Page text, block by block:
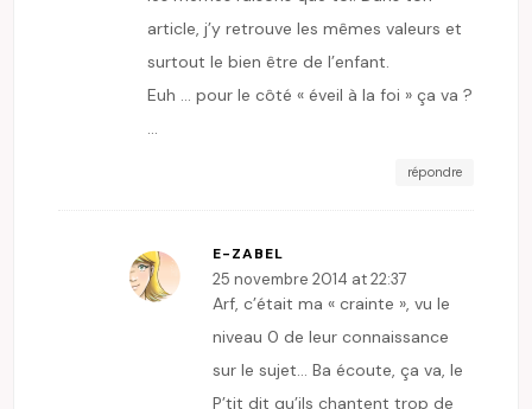
article, j’y retrouve les mêmes valeurs et
surtout le bien être de l’enfant.
Euh … pour le côté « éveil à la foi » ça va ?
…
répondre
E-ZABEL
25 novembre 2014 at 22:37
Arf, c’était ma « crainte », vu le
niveau 0 de leur connaissance
sur le sujet… Ba écoute, ça va, le
P’tit dit qu’ils chantent trop de